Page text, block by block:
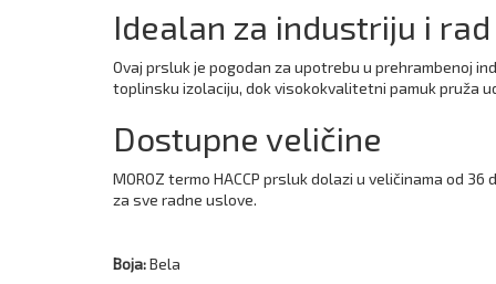
Idealan za industriju i
Ovaj prsluk je pogodan za upotrebu u prehrambenoj
toplinsku izolaciju, dok visokokvalitetni pamuk pruža
Dostupne veličine
MOROZ termo HACCP prsluk dolazi u veličinama od
za sve radne uslove.
Boja:Bela